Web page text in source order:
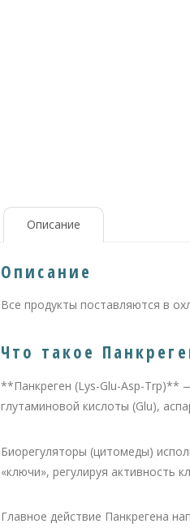
Описание
Описание
Все продукты поставляются в
Что такое
**Панкреген (Lys-Glu-Asp-Trp)**
глутаминовой кислоты (Glu),
Биорегуляторы (цитомеды)
«ключи», регулируя активность
Главное действие Панкрегена